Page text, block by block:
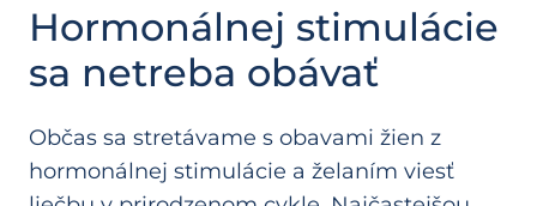
Hormonálnej stimulácie
sa netreba obávať
Občas sa stretávame s obavami žien z
hormonálnej stimulácie a želaním viesť